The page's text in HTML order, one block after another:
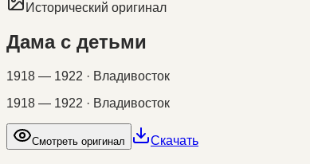
Исторический оригинал
Дама с детьми
1918 — 1922 · Владивосток
1918 — 1922 · Владивосток
Смотреть оригинал Скачать